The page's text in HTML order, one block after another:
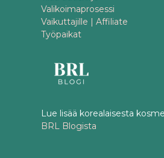
Valikoimaprosessi
Vaikuttajille | Affiliate
Työpaikat
Lue lisää korealaisesta
BRL Blogista